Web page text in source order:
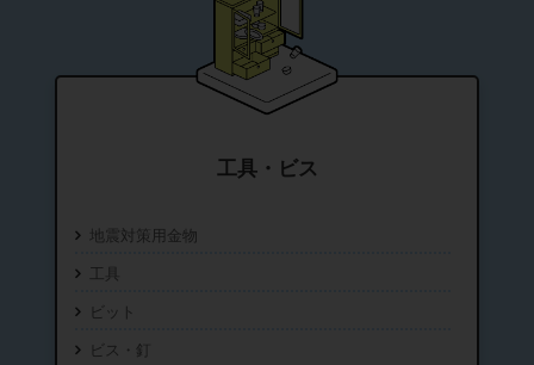
工具・ビス
地震対策用金物
工具
ビット
ビス・釘